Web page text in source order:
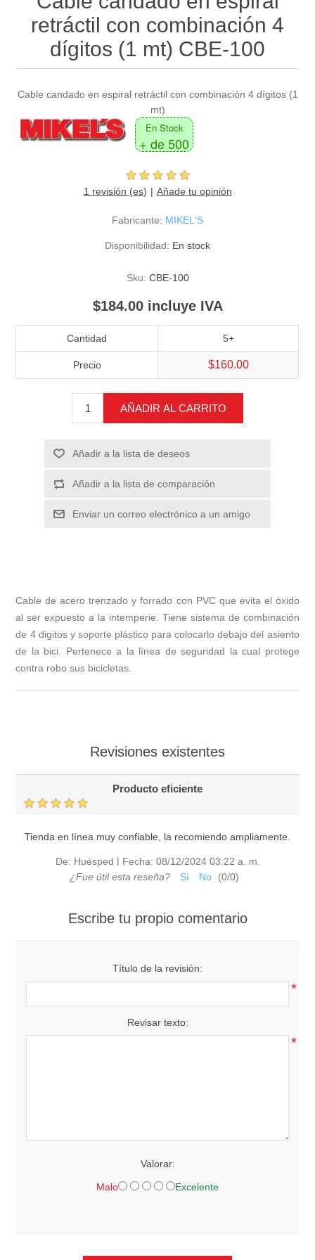
retráctil con combinación 4
dígitos (1 mt) CBE-100
Cable candado en espiral retráctil con combinación 4 dígitos (1
mt)
En Stock
+ de 500
1 revisión (es) Añade tu opinión
Fabricante: MIKEL'S
Disponibilidad: En stock
Sku: CBE-100
$184.00 incluye IVA
Cantidad 5+
Precio $160.00
AÑADIR AL CARRITO
Añadir a la lista de deseos
Añadir a la lista de comparación
Enviar un correo electrónico a un amigo
Cable de acero trenzado y forrado con PVC que evita el óxido
al ser expuesto a la intemperie. Tiene sistema de combinación
de 4 digitos y soporte plástico para colocarlo debajo del asiento
de la bici. Pertenece a la línea de seguridad la cual protege
contra robo sus bicicletas.
Revisiones existentes
Producto eficiente
Tienda en línea muy confiable, la recomiendo ampliamente.
De: Huésped | Fecha: 08/12/2024 03:22 a. m.
¿Fue útil esta reseña?
Sí No (0/0)
Escribe tu propio comentario
Título de la revisión:
*
Revisar texto:
*
Valorar:
Malo Excelente